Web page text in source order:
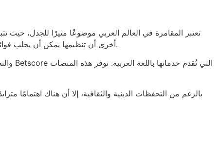
تعتبر المقامرة في العالم العربي موضوعًا مثيرًا للجدل، حيث
أخرى أن تنظيمها يمكن أن يجلب فوائد اقتصادية. على سبيل المثال، سعت بعض الدول لجذب السياحة عن طريق إنشاء كازينوهات في مناطق معينة، مثل شرم الشيخ في مصر.
بالرغم من التحفظات الدينية والثقافية، إلا أن هناك اهتمامًا